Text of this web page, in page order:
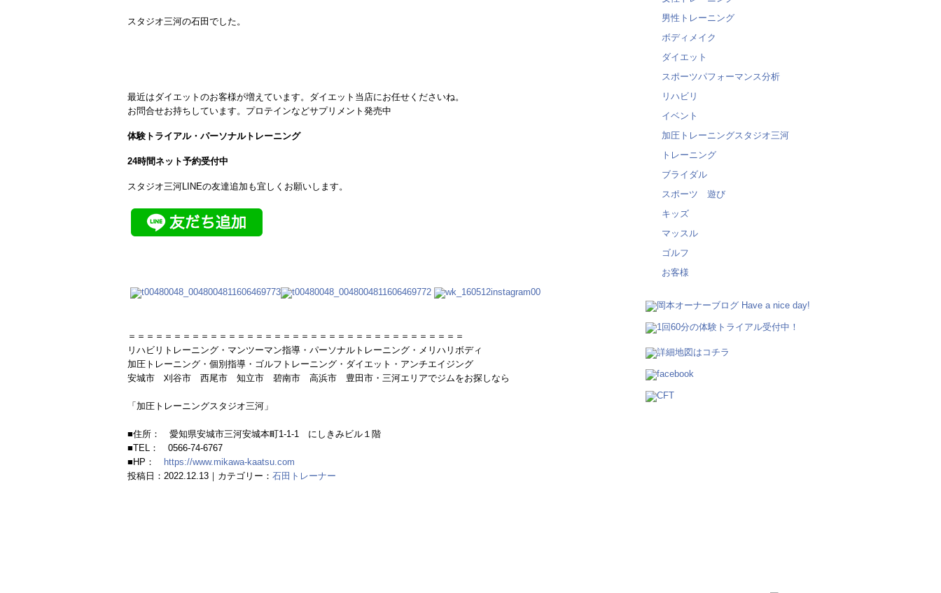
スタジオ三河の石田でした。
最近はダイエットのお客様が増えています。ダイエット当店にお任せくださいね。
お問合せお持ちしています。プロテインなどサプリメント発売中
体験トライアル・パーソナルトレーニング
24時間ネット予約受付中
スタジオ三河LINEの友達追加も宜しくお願いします。
＝＝＝＝＝＝＝＝＝＝＝＝＝＝＝＝＝＝＝＝＝＝＝＝＝＝＝＝＝＝＝＝＝＝＝＝＝
リハビリトレーニング・マンツーマン指導・パーソナルトレーニング・メリハリボディ
加圧トレーニング・個別指導・ゴルフトレーニング・ダイエット・アンチエイジング
安城市 刈谷市 西尾市 知立市 碧南市 高浜市 豊田市・三河エリアでジムをお探しなら
「加圧トレーニングスタジオ三河」
■住所： 愛知県安城市三河安城本町1-1-1 にしきみビル１階
■TEL： 0566-74-6767
■HP：
https://www.mikawa-kaatsu.com
投稿日：2022.12.13｜カテゴリー： 石田トレーナー
男性トレーニング
ボディメイク
ダイエット
スポーツパフォーマンス分析
リハビリ
イベント
加圧トレーニングスタジオ三河
トレーニング
ブライダル
スポーツ 遊び
キッズ
マッスル
ゴルフ
お客様